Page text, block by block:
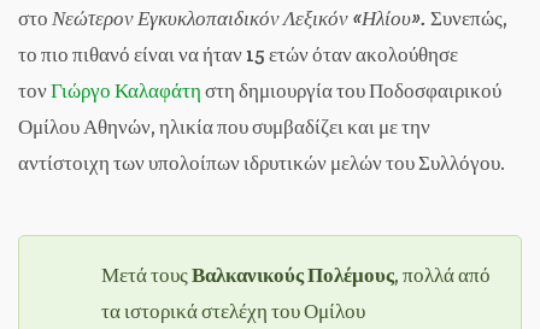
στοΝεώτερον Εγκυκλοπαιδικόν Λεξικόν «Ηλίου». Συνεπώς,
το πιο πιθανό είναι να ήταν 15 ετών όταν ακολούθησε
τονΓιώργο Καλαφάτηστη δημιουργία του Ποδοσφαιρικού
Ομίλου Αθηνών, ηλικία που συμβαδίζει και με την
αντίστοιχη των υπολοίπων ιδρυτικών μελών του Συλλόγου.
Μετά τουςΒαλκανικούς Πολέμους, πολλά από
τα ιστορικά στελέχη του Ομίλου